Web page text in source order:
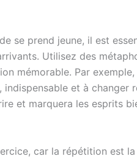
se prend jeune, il est
Utilisez des
mémorable. Par
indispensable et à changer
et marquera les esprits
car la répétition est